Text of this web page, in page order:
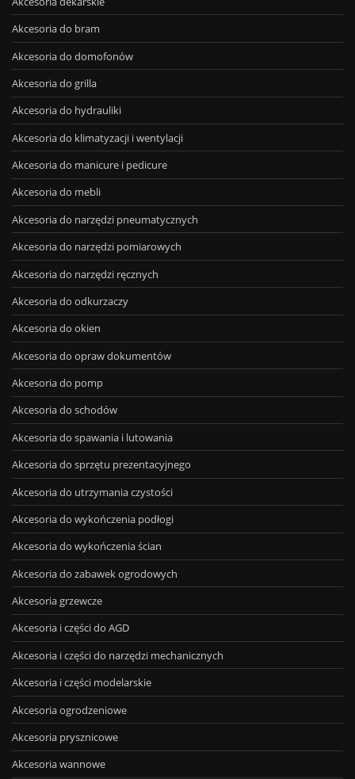
Akcesoria do bram
Akcesoria do domofonów
Akcesoria do grilla
Akcesoria do hydrauliki
Akcesoria do klimatyzacji i wentylacji
Akcesoria do manicure i pedicure
Akcesoria do mebli
Akcesoria do narzędzi pneumatycznych
Akcesoria do narzędzi pomiarowych
Akcesoria do narzędzi ręcznych
Akcesoria do odkurzaczy
Akcesoria do okien
Akcesoria do opraw dokumentów
Akcesoria do pomp
Akcesoria do schodów
Akcesoria do spawania i lutowania
Akcesoria do sprzętu prezentacyjnego
Akcesoria do utrzymania czystości
Akcesoria do wykończenia podłogi
Akcesoria do wykończenia ścian
Akcesoria do zabawek ogrodowych
Akcesoria grzewcze
Akcesoria i części do AGD
Akcesoria i części do narzędzi mechanicznych
Akcesoria i części modelarskie
Akcesoria ogrodzeniowe
Akcesoria prysznicowe
Akcesoria wannowe